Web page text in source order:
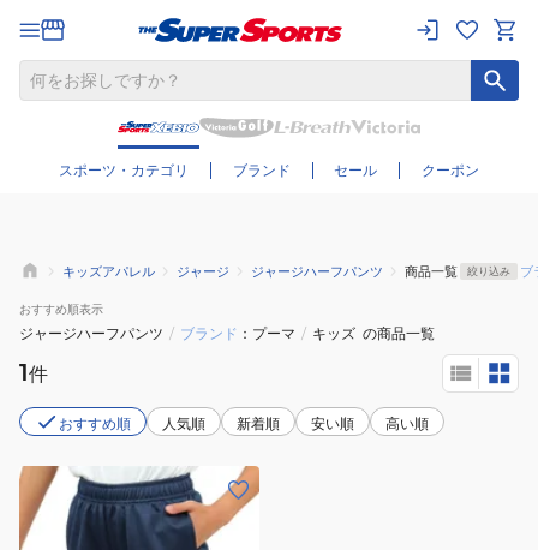
スポーツ・カテゴリ ブランド セール クーポン
さらに絞り込む
キッズアパレル ジャージ ジャージハーフパンツ 商品一覧 絞り込み ブ
おすすめ順表示
ジャージハーフパンツ / ブランド プーマ / キッズ の商品一覧
1件
おすすめ順 人気順 新着順 安い順 高い順
(キ
ッ
ズ)